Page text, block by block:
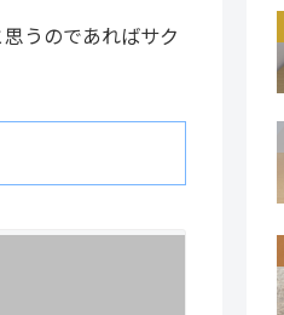
うのであればサク